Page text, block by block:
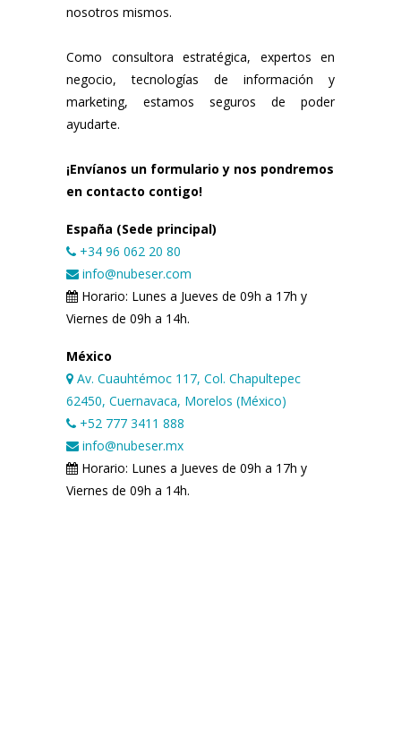
nosotros mismos.
Como consultora estratégica, expertos en
negocio, tecnologías de información y
marketing, estamos seguros de poder
ayudarte.
¡Envíanos un formulario y nos pondremos
en contacto contigo!
España (Sede principal)
+34 96 062 20 80
info@nubeser.com
Horario: Lunes a Jueves de 09h a 17h y
Viernes de 09h a 14h.
México
Av. Cuauhtémoc 117, Col. Chapultepec
62450, Cuernavaca, Morelos (México)
+52 777 3411 888
info@nubeser.mx
Horario: Lunes a Jueves de 09h a 17h y
Viernes de 09h a 14h.